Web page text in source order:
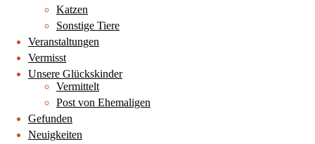
Katzen
Sonstige Tiere
Veranstaltungen
Vermisst
Unsere Glückskinder
Vermittelt
Post von Ehemaligen
Gefunden
Neuigkeiten